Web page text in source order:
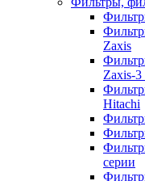
Zaxis
Zaxis-3
Hitachi
серии